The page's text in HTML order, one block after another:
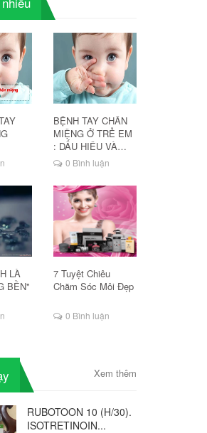
BỆNH TAY CHÂN
MIỆNG Ở TRẺ EM
: DẤU HIỆU VÀ
CÁCH ĐIỀU TRỊ
0 Bình luận
LÀ
BỀN"
7 Tuyệt Chiêu
Chăm Sóc Môi Đẹp
0 Bình luận
Xem thêm
RUBOTOON 10 (H/30).
ISOTRETINOIN...